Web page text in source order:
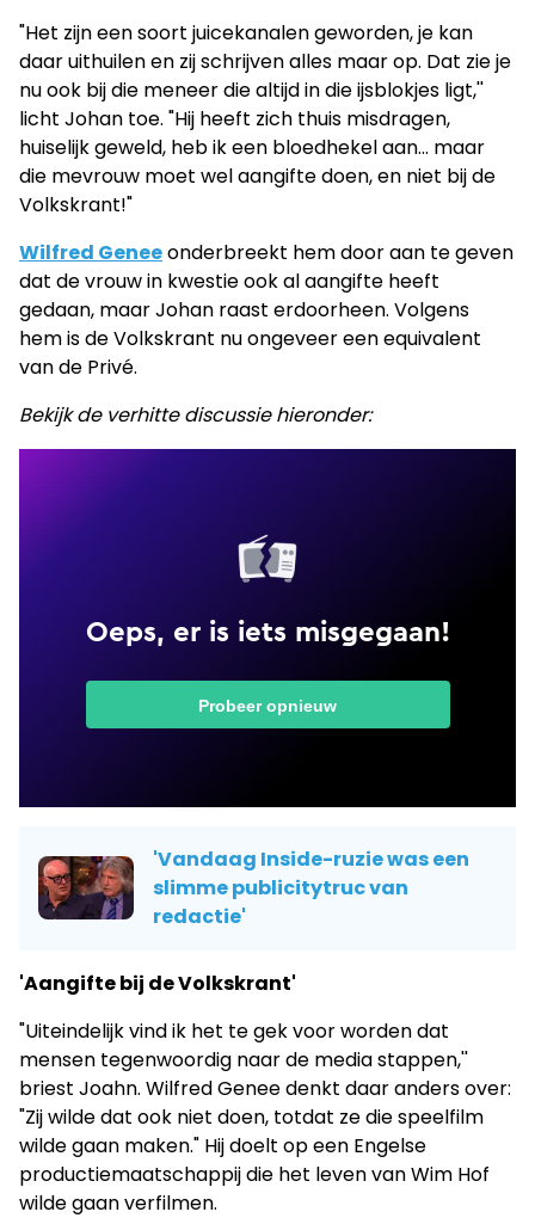
"Het zijn een soort juicekanalen geworden, je kan
daar uithuilen en zij schrijven alles maar op. Dat zie je
nu ook bij die meneer die altijd in die ijsblokjes ligt,''
licht Johan toe. "Hij heeft zich thuis misdragen,
huiselijk geweld, heb ik een bloedhekel aan... maar
die mevrouw moet wel aangifte doen, en niet bij de
Volkskrant!"
Wilfred Geneeonderbreekt hem door aan te geven
dat de vrouw in kwestie ook al aangifte heeft
gedaan, maar Johan raast erdoorheen. Volgens
hem is de Volkskrant nu ongeveer een equivalent
van de Privé.
Bekijk de verhitte discussie hieronder:
'Vandaag Inside-ruzie was een
slimme publicitytruc van
redactie'
'Aangifte bij de Volkskrant'
"Uiteindelijk vind ik het te gek voor worden dat
mensen tegenwoordig naar de media stappen,''
briest Joahn. Wilfred Genee denkt daar anders over:
"Zij wilde dat ook niet doen, totdat ze die speelfilm
wilde gaan maken." Hij doelt op een Engelse
productiemaatschappij die het leven van Wim Hof
wilde gaan verfilmen.